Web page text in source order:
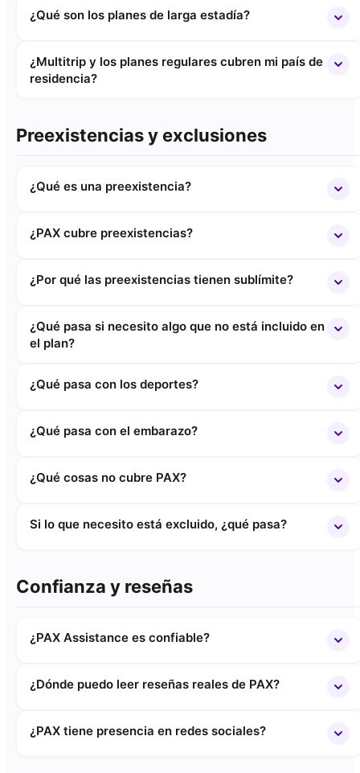
¿Qué son los planes de larga estadía?
¿Multitrip y los planes regulares cubren mi país de
residencia?
Preexistencias y exclusiones
¿Qué es una preexistencia?
¿PAX cubre preexistencias?
¿Por qué las preexistencias tienen sublímite?
¿Qué pasa si necesito algo que no está incluido en
el plan?
¿Qué pasa con los deportes?
¿Qué pasa con el embarazo?
¿Qué cosas no cubre PAX?
Si lo que necesito está excluido, ¿qué pasa?
Confianza y reseñas
¿PAX Assistance es confiable?
¿Dónde puedo leer reseñas reales de PAX?
¿PAX tiene presencia en redes sociales?